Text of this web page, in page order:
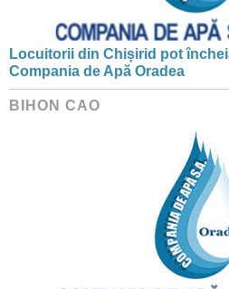
Locuitorii din Chișirid pot
Compania de Apă Oradea
BIHON CAO